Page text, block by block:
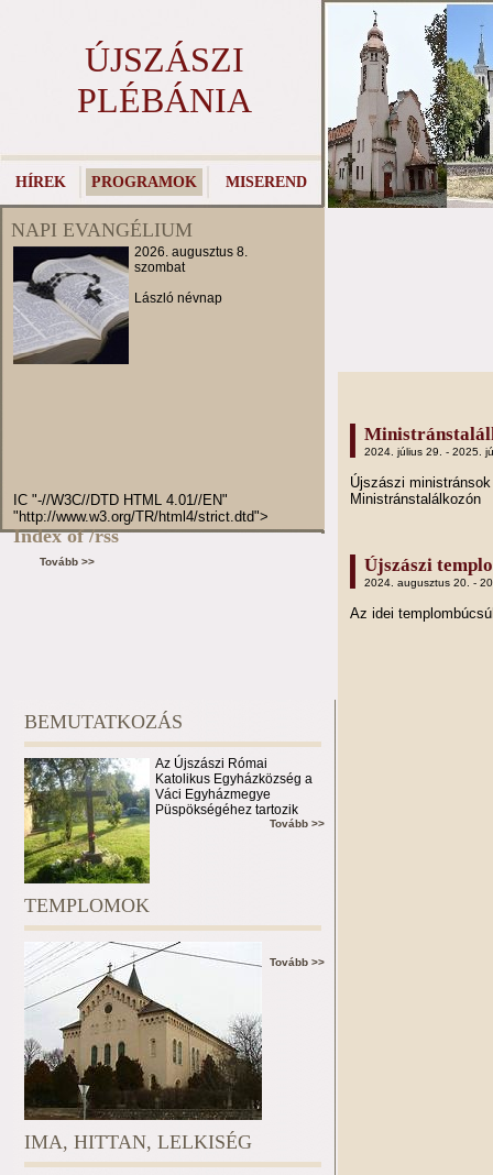
ÚJSZÁSZI
PLÉBÁNIA
HÍREK PROGRAMOK MISEREND
NAPI EVANGÉLIUM
2026. augusztus 8.
szombat
László névnap
IC "-//W3C//DTD HTML 4.01//EN"
"http://www.w3.org/TR/html4/strict.dtd">
Index of /rss
Tovább >>
2024. július 29. - 2025.
Újszászi
Ministránstalálkozón
Újszászi
2024. augusztus 20. -
Az idei
BEMUTATKOZÁS
Az Újszászi Római
Katolikus Egyházközség a
Váci Egyházmegye
Püspökségéhez tartozik
Tovább >>
TEMPLOMOK
Tovább >>
IMA, HITTAN, LELKISÉG